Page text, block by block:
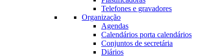
Telefones e gravadores
Organização
Agendas
Calendários porta calendários
Conjuntos de secretária
Diários